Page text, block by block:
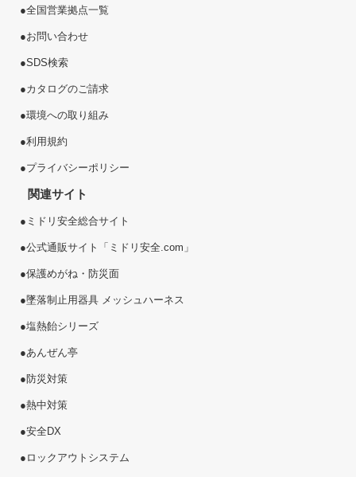
●全国営業拠点一覧
●お問い合わせ
●SDS検索
●カタログのご請求
●環境への取り組み
●利用規約
●プライバシーポリシー
関連サイト
● ミドリ安全総合サイト
●公式通販サイト「ミドリ安全.com」
●保護めがね・防災面
●墜落制止用器具 メッシュハーネス
●塩熱飴シリーズ
●あんぜん亭
●防災対策
●熱中対策
●安全DX
● ロックアウトシステム